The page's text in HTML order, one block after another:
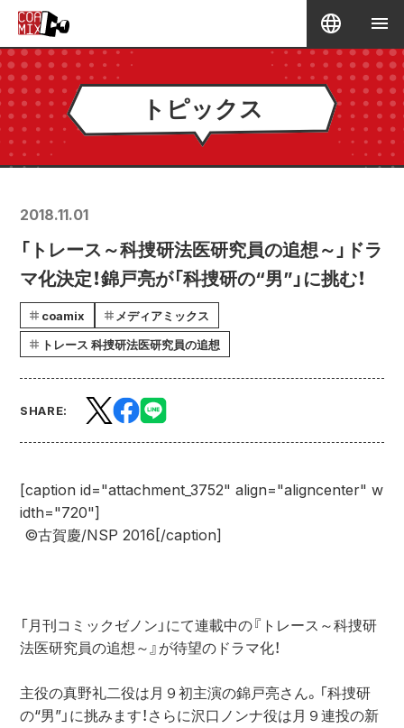
トピックス
2018.11.01
「トレース～科捜研法医研究員の追想～」ドラ
マ化決定！錦戸亮が「科捜研の“男”」に挑む！
coamix
メディアミックス
トレース 科捜研法医研究員の追想
SHARE:
[caption id="attachment_3752" align="aligncenter" w
idth="720"]
「月刊コミックゼノン」にて連載中の『トレース～科捜研
法医研究員の追想～』が待望のドラマ化！
主役の真野礼二役は月９初主演の錦戸亮さん。「科捜研
の“男”」に挑みます！さらに沢口ノンナ役は月９連投の新